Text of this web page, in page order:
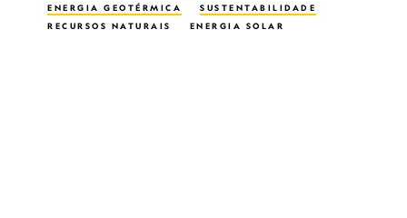
ENERGIA GEOTÉRMICA
SUSTENTABILIDADE
RECURSOS NATURAIS
ENERGIA SOLAR